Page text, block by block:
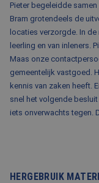
Pieter begeleidde
Bram grotendeels de
locaties verzorgde. In
leerling en van inleners.
Maas onze
gemeentelijk vastgoed.
kennis van zaken heeft.
snel het volgende
iets onverwachts tegen.
HERGEBRUIK